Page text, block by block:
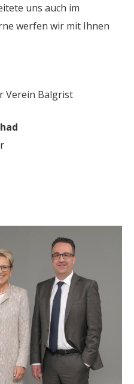
uns auch im
werfen wir mit Ihnen
Verein Balgrist